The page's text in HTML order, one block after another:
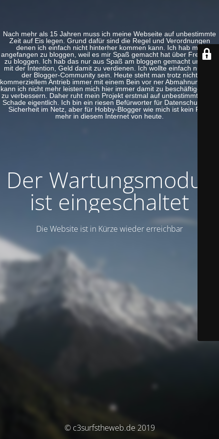
Nach mehr als 15 Jahren muss ich meine Webseite auf unbestimmte
Zeit auf Eis legen. Grund dafür sind die Regel und Verordnungen
denen ich einfach nicht hinterher kommen kann. Ich hab mal
angefangen zu bloggen, weil es mir Spaß gemacht hat über Freeware
zu bloggen. Ich hab das nur aus Spaß am bloggen gemacht und nie
mit der Intention, Geld damit zu verdienen. Ich wollte einfach nur Teil
der Blogger-Community sein. Heute steht man trotz nicht
kommerziellem Antrieb immer mit einem Bein vor ner Abmahnung. Das
kann ich nicht mehr leisten mich hier immer damit zu beschäftigen und
zu verbessern. Daher ruht mein Projekt erstmal auf unbestimmte Zeit.
Schade eigentlich. Ich bin ein riesen Befürworter für Datenschutz und
Sicherheit im Netz, aber für Hobby-Blogger wie mich ist kein Platz
mehr in diesem Internet von heute.
Der Wartungsmodus
ist eingeschaltet
Die Website ist in Kürze wieder erreichbar
© c3surfstheweb.de 2019